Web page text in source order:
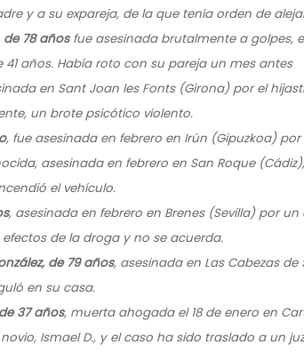
y a su expareja, de la que tenía orden de
de 78 añosfue asesinada brutalmente a golpes,
41 años. Había roto con su pareja un mes antes
en Sant Joan les Fonts (Girona) por el
un brote psicótico violento.
, fue asesinada en febrero en Irún (Gipuzkoa)
asesinada en febrero en San Roque
el vehículo.
, asesinada en febrero en Brenes (Sevilla) por
de la droga y no se acuerda.
de 79 años, asesinada en Las Cabezas
en su casa.
37 años, muerta ahogada el 18 de enero en
Ismael D., y el caso ha sido traslado a un